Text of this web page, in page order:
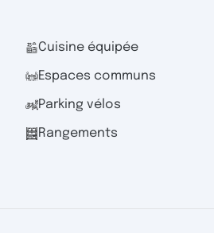
Cuisine équipée
Espaces communs
Parking vélos
Rangements